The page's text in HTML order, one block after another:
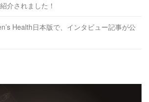
介されました！
Health日本版で、インタビュー記事が公